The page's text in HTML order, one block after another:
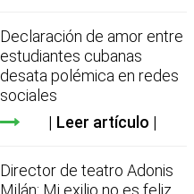
Declaración de amor entre
estudiantes cubanas
desata polémica en redes
sociales
Leer artículo
Director de teatro Adonis
Milán: Mi exilio no es feliz…